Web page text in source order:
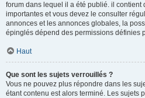
forum dans lequel il a été publié. il contient
importantes et vous devez le consulter
annonces et les annonces globales, la
épinglés dépend des permissions définies
Haut
Que sont les sujets verrouillés ?
Vous ne pouvez plus répondre dans les
étant contenu est alors terminé. Les sujets